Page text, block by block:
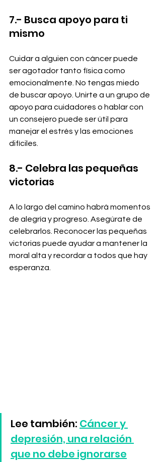
7.- Busca apoyo para ti
mismo
Cuidar a alguien con cáncer puede
ser agotador tanto física como
emocionalmente. No tengas miedo
de buscar apoyo. Unirte a un grupo de
apoyo para cuidadores o hablar con
un consejero puede ser útil para
manejar el estrés y las emociones
difíciles.
8.- Celebra las pequeñas
victorias
A lo largo del camino habrá momentos
de alegría y progreso. Asegúrate de
celebrarlos. Reconocer las pequeñas
victorias puede ayudar a mantener la
moral alta y recordar a todos que hay
esperanza.
Lee también: Cáncer y
depresión, una relación
que no debe ignorarse